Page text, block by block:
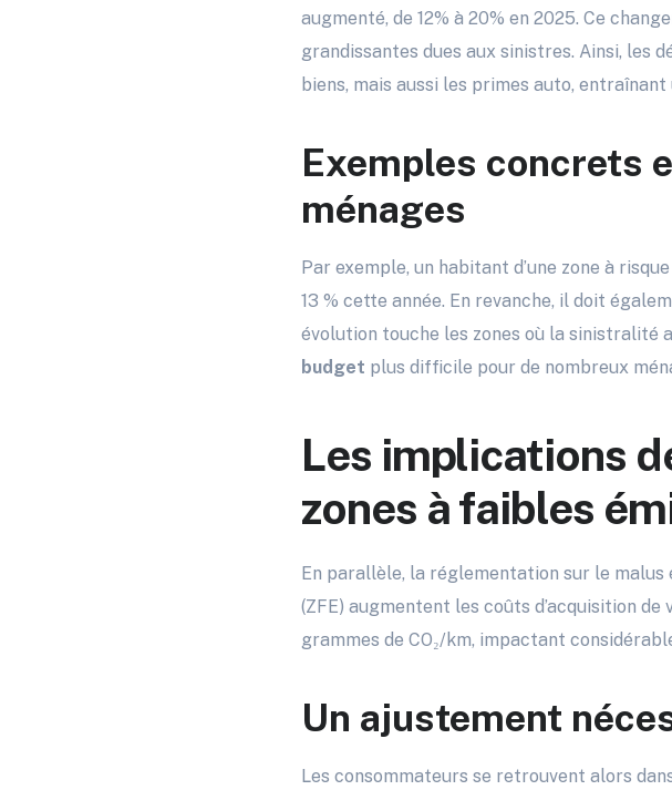
augmenté, de 12% à 20% en 2025. Ce
grandissantes dues aux sinistres. Ainsi, les
biens, mais aussi les primes auto,
Exemples concrets
ménages
Par exemple, un habitant d’une zone à
13 % cette année. En revanche, il doit
évolution touche les zones où la sinistralité
budget plus difficile pour de nombreux
Les implications
zones à faibles
En parallèle, la réglementation sur le malus
(ZFE) augmentent les coûts d’acquisition de
grammes de CO₂/km, impactant
Un ajustement
Les consommateurs se retrouvent alors